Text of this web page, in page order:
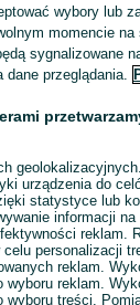
wybory lub
momencie na
sygnalizowane
dane przeglądania.
urządzenia do
statystyce lub
informacji
reklam.
celu personalizacji
reklam.
wyboru reklam.
wyboru treści.